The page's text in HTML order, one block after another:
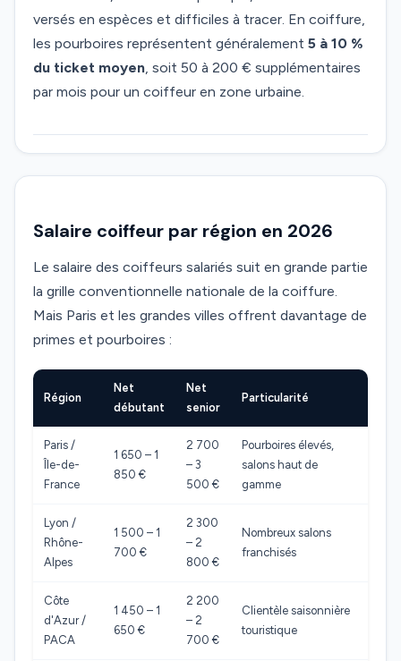
versés en espèces et difficiles à tracer. En coiffure,
les pourboires représentent généralement 5 à 10 %
du ticket moyen, soit 50 à 200 € supplémentaires
par mois pour un coiffeur en zone urbaine.
Salaire coiffeur par région en 2026
Le salaire des coiffeurs salariés suit en grande partie
la grille conventionnelle nationale de la coiffure.
Mais Paris et les grandes villes offrent davantage de
primes et pourboires :
Région
Net
débutant
Net
senior
Particularité
Paris /
Île-de-
France
1 650 – 1
850 €
2 700
– 3
500 €
Pourboires élevés,
salons haut de
gamme
Lyon /
Rhône-
Alpes
1 500 – 1
700 €
2 300
– 2
800 €
Nombreux salons
franchisés
Côte
d'Azur /
PACA
1 450 – 1
650 €
2 200
– 2
700 €
Clientèle saisonnière
touristique